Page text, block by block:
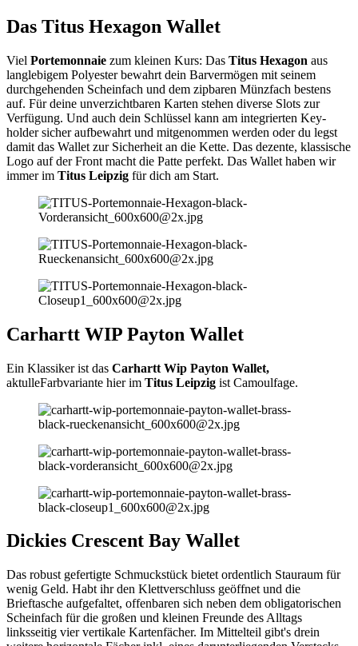
Das Titus Hexagon Wallet
Viel Portemonnaie zum kleinen Kurs: Das Titus Hexagon aus
langlebigem Polyester bewahrt dein Barvermögen mit seinem
durchgehenden Scheinfach und dem zipbaren Münzfach bestens
auf. Für deine unverzichtbaren Karten stehen diverse Slots zur
Verfügung. Und auch dein Schlüssel kann am integrierten Key-
holder sicher aufbewahrt und mitgenommen werden oder du legst
damit das Wallet zur Sicherheit an die Kette. Das dezente, klassische
Logo auf der Front macht die Patte perfekt. Das Wallet haben wir
immer im Titus Leipzig für dich am Start.
Carhartt WIP Payton Wallet
Ein Klassiker ist das Carhartt Wip Payton Wallet,
aktulleFarbvariante hier im Titus Leipzig ist Camoulfage.
Dickies Crescent Bay Wallet
Das robust gefertigte Schmuckstück bietet ordentlich Stauraum für
wenig Geld. Habt ihr den Klettverschluss geöffnet und die
Brieftasche aufgefaltet, offenbaren sich neben dem obligatorischen
Scheinfach für die großen und kleinen Freunde des Alltags
linksseitig vier vertikale Kartenfächer. Im Mittelteil gibt's drein